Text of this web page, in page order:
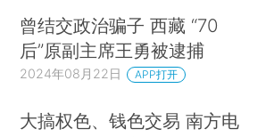
曾结交政治骗子 西藏 “70
后”原副主席王勇被逮捕
2024年08月22日 APP打开
大搞权色、钱色交易 南方电